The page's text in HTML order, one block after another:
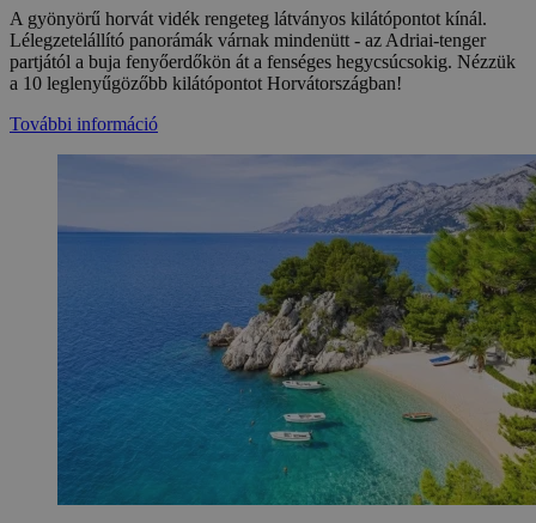
A gyönyörű horvát vidék rengeteg látványos kilátópontot kínál.
Lélegzetelállító panorámák várnak mindenütt - az Adriai-tenger
partjától a buja fenyőerdőkön át a fenséges hegycsúcsokig. Nézzük
a 10 leglenyűgözőbb kilátópontot Horvátországban!
További információ